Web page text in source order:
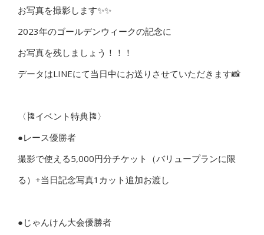
お写真を撮影します✨✨
2023年のゴールデンウィークの記念に
お写真を残しましょう！！！
データはLINEにて当日中にお送りさせていただきます📸
〈🎏イベント特典🎏〉
●レース優勝者
撮影で使える5,000円分チケット（バリュープランに限
る）+当日記念写真1カット追加お渡し
●じゃんけん大会優勝者